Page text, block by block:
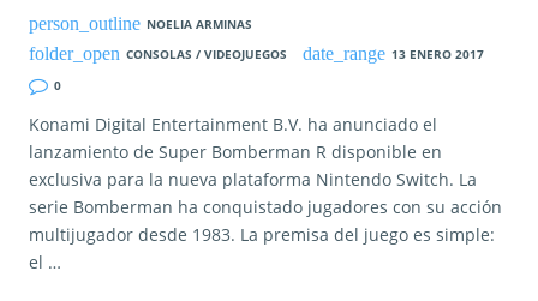
NOELIA ARMINAS
CONSOLAS / VIDEOJUEGOS
13 ENERO 2017
0
Konami Digital Entertainment B.V. ha anunciado el
lanzamiento de Super Bomberman R disponible en
exclusiva para la nueva plataforma Nintendo Switch. La
serie Bomberman ha conquistado jugadores con su acción
multijugador desde 1983. La premisa del juego es simple:
el …